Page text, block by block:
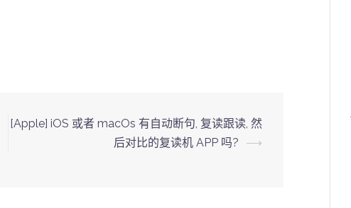
[Apple] iOS 或者 macOs 有自动断句, 复读跟读, 然
后对比的复读机 APP 吗?
⟶